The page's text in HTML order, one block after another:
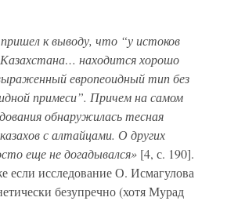
к выводу, что “у истоков
Казахстана… находится хорошо
европеоидный тип без
примеси”. Причем на самом
обнаружилась тесная
с алтайцами. О других
еще не догадывался» [4, с. 190].
если исследование О. Исмагулова
безупречно (хотя Мурад